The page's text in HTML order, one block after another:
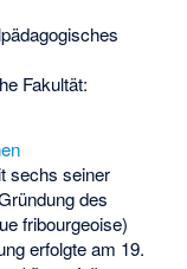
Fakultät:
sechs seiner
des
fribourgeoise)
erfolgte am 19.